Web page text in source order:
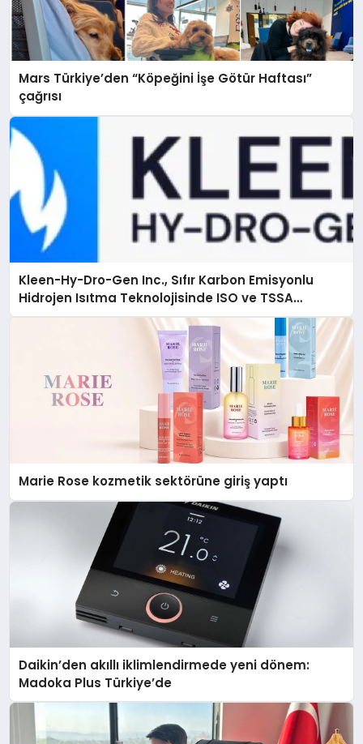
Mars Türkiye’den “Köpeğini İşe Götür Haftası”
çağrısı
Kleen-Hy-Dro-Gen Inc., Sıfır Karbon Emisyonlu
Hidrojen Isıtma Teknolojisinde ISO ve TSSA
Düzenleyici Onaylarını Aldı
Marie Rose kozmetik sektörüne giriş yaptı
Daikin’den akıllı iklimlendirmede yeni dönem:
Madoka Plus Türkiye’de